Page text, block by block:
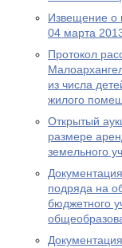
Извещение о
04 марта
Протокол
из числа
жилого
Открытый
размере
земельного
подряда на
бюджетного